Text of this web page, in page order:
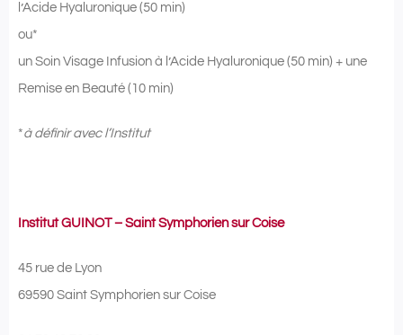
l’Acide Hyaluronique (50 min)
ou*
un Soin Visage Infusion à l’Acide Hyaluronique (50 min) + une
Remise en Beauté (10 min)
*à définir avec l’Institut
Institut GUINOT – Saint Symphorien sur Coise
45 rue de Lyon
69590 Saint Symphorien sur Coise